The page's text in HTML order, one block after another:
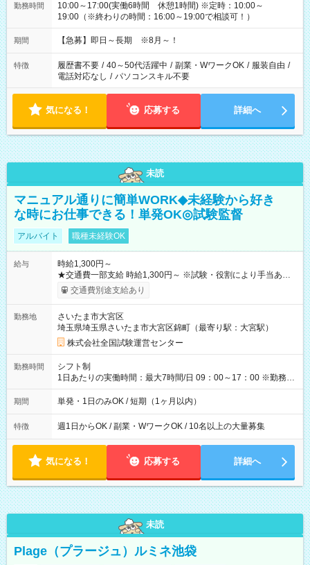
勤務時間
10:00～17:00(実働6時間 休憩1時間) ※定時：10:00～
19:00（※終わりの時間：16:00～19:00で相談可！）
期間 【急募】即日～長期 ※8月～！
特徴 履歴書不要 / 40～50代活躍中 / 副業・WワークOK / 服装自由 /
電話対応なし / パソコンスキル不要
気になる！ 応募する 詳細へ
未読
マニュアル通りに簡単WORK◆未経験から好き
な時にお仕事できる！単発OK◎試験監督
アルバイト 職種未経験OK
給与
時給1,300円～
★交通費一部支給 時給1,300円～ ※試験・役割により手当あり
※勤務回数により昇給あり 【即給（前払い）オプションあ
り！】 希望される場合、勤務から1週間ほどで給与の一部を受け
例】 ・河合塾模擬試験 8:30～17:30（休憩1時間） 時給1,300円
×8時間＝日収10,400円＋交通費 ※当日の役割により時給＋100
円の場合あり ・国家試験 7:00～13:30（休憩なし） 時給1,300
円（役割手当＋100円）×6時間＝日収8,400円＋交通費 【試用期
間】試用期間なし
交通費別途支給あり
勤務地
さいたま市大宮区
埼玉県埼玉県さいたま市大宮区錦町（最寄り駅：大宮駅）
株式会社全国試験運営センター
勤務時間
シフト制
1日あたりの実働時間：最大7時間/日 09：00～17：00 ※勤務時
間は 試験により異なります。
期間 単発・1日のみOK / 短期（1ヶ月以内）
特徴 週1日からOK / 副業・WワークOK / 10名以上の大量募集
気になる！ 応募する 詳細へ
未読
Plage（プラージュ）ルミネ池袋